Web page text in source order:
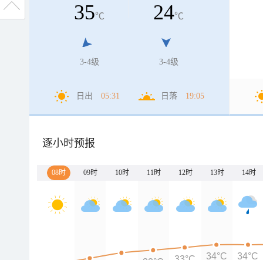
35℃
3-4级
24℃
3-4级
日出 05:31 日落 19:05
逐小时预报
08时 09时 10时 11时 12时 13时 14时
34°C 34°C